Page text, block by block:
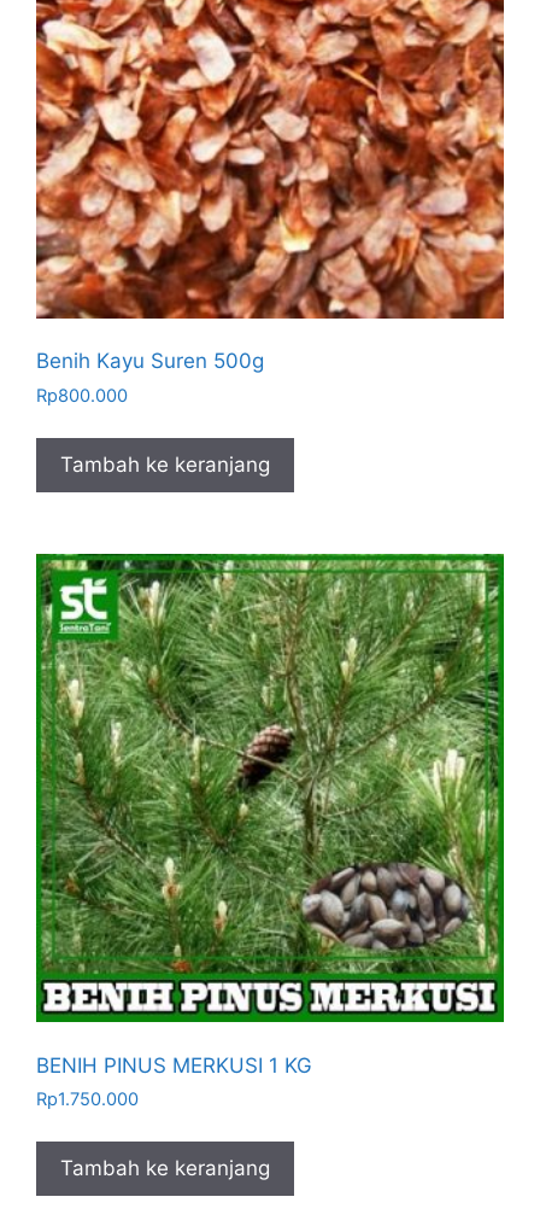
Benih Kayu Suren 500g
Rp800.000
Tambah ke keranjang
BENIH PINUS MERKUSI 1 KG
Rp1.750.000
Tambah ke keranjang